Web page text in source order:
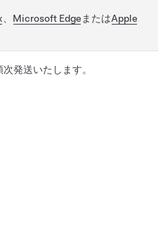
Microsoft Edge またはApple
発送いたします。